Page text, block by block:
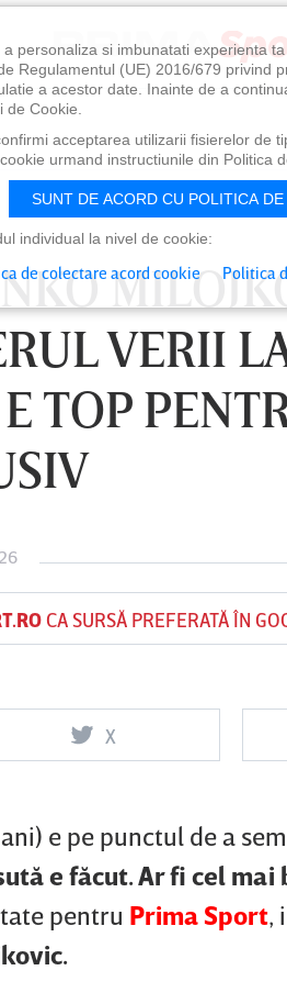
VERII
TOP
CA SURSĂ PREFERATĂ ÎN
X
e pe punctul de a
e făcut. Ar fi cel mai
pentru Prima Sport,
FCSB UTA Arad
0
Vs
personaliza si imbunatati experienta
Regulamentul (UE) 2016/679 privind
a acestor date. Inainte de a
Cookie.
acceptarea utilizarii fisierelor de
urmand instructiunile din Politica
SUNT DE ACORD CU POLITICA
individual la nivel de cookie:
de colectare acord cookie Politica